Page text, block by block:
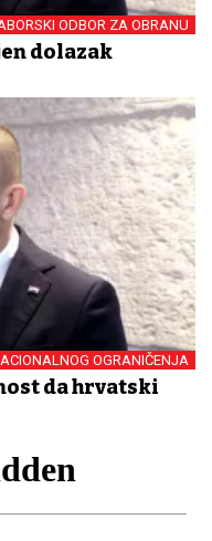
ODBOR ZA OBRANU
dolazak
OGRANIČENJA
da hrvatski